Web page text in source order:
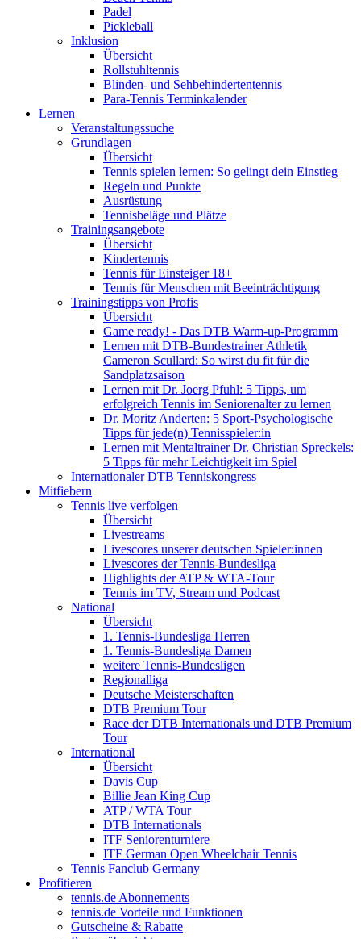
Padel
Pickleball
Inklusion
Übersicht
Rollstuhltennis
Blinden- und Sehbehindertentennis
Para-Tennis Terminkalender
Lernen
Veranstaltungssuche
Grundlagen
Übersicht
Tennis spielen lernen: So gelingt dein Einstieg
Regeln und Punkte
Ausrüstung
Tennisbeläge und Plätze
Trainingsangebote
Übersicht
Kindertennis
Tennis für Einsteiger 18+
Tennis für Menschen mit Beeinträchtigung
Trainingstipps von Profis
Übersicht
Game ready! - Das DTB Warm-up-Programm
Lernen mit DTB-Bundestrainer Athletik
Cameron Scullard: So wirst du fit für die
Sandplatzsaison
Lernen mit Dr. Joerg Pfuhl: 5 Tipps, um
erfolgreich Tennis im Seniorenalter zu lernen
Dr. Moritz Anderten: 5 Sport-Psychologische
Tipps für jede(n) Tennisspieler:in
Lernen mit Mentaltrainer Dr. Christian Spreckels:
5 Tipps für mehr Leichtigkeit im Spiel
Internationaler DTB Tenniskongress
Mitfiebern
Tennis live verfolgen
Übersicht
Livestreams
Livescores unserer deutschen Spieler:innen
Livescores der Tennis-Bundesliga
Highlights der ATP & WTA-Tour
Tennis im TV, Stream und Podcast
National
Übersicht
1. Tennis-Bundesliga Herren
1. Tennis-Bundesliga Damen
weitere Tennis-Bundesligen
Regionalliga
Deutsche Meisterschaften
DTB Premium Tour
Race der DTB Internationals und DTB Premium
Tour
International
Übersicht
Davis Cup
Billie Jean King Cup
ATP / WTA Tour
DTB Internationals
ITF Seniorenturniere
ITF German Open Wheelchair Tennis
Tennis Fanclub Germany
Profitieren
tennis.de Abonnements
tennis.de Vorteile und Funktionen
Gutscheine & Rabatte